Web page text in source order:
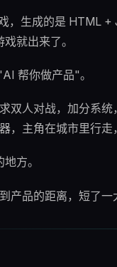
，生成的是 HTML
就出来了。
帮你做产品"。
双人对战，加分系
，主角在城市里行
方。
产品的距离，短了一